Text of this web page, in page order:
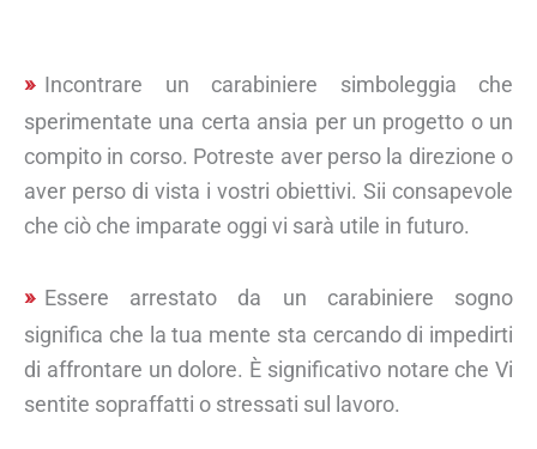
Incontrare un carabiniere simboleggia che
sperimentate una certa ansia per un progetto o un
compito in corso. Potreste aver perso la direzione o
aver perso di vista i vostri obiettivi. Sii consapevole
che ciò che imparate oggi vi sarà utile in futuro.
Essere arrestato da un carabiniere sogno
significa che la tua mente sta cercando di impedirti
di affrontare un dolore. È significativo notare che Vi
sentite sopraffatti o stressati sul lavoro.